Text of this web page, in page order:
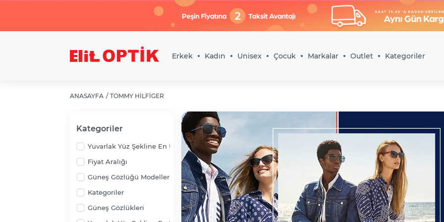
Erkek Kadın Unisex Çocuk Markalar Outlet Kategoriler
ANASAYFA TOMMY HILFIGER
Kategoriler
Yuvarlak Yüz Şekline En Uygun Güneş Gözlüğü Modelleri
Fiyat Aralığı
Güneş Gözlüğü Modelleri
Kategoriler
Güneş Gözlükleri